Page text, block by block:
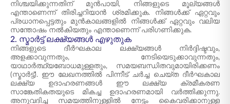
നിശ്ചയിക്കുന്നതിന് മുൻപായി, നിങ്ങളുടെ മൂല്യങ്ങൾ
എന്താണെന്ന് തിരിച്ചറിയാൻ ശ്രമിക്കുക. നിങ്ങൾക്ക് ഏറ്റവും
പ്രധാനപ്പെട്ടതും മുൻകാലങ്ങളിൽ നിങ്ങൾക്ക് ഏറ്റവും വലിയ
സന്തോഷം നൽകിയതും എന്താണെന്ന് പരിഗണിക്കുക.
2. സ്മാർട്ട് ലക്ഷ്യങ്ങൾ എഴുതുക
നിങ്ങളുടെ ദീർഘകാല ലക്ഷ്യങ്ങൾ നിർദ്ദിഷ്ടവും,
അളക്കാവുന്നതും, നേടിയെടുക്കാവുന്നതും,
യാഥാർത്ഥ്യബോധമുള്ളതും, സമയബന്ധിതവുമായിരിക്കണം
(സ്മാർട്ട്). ഈ ലേഖനത്തിൽ പിന്നീട് ചർച്ച ചെയ്ത ദീർഘകാല
ലക്ഷ്യ ഉദാഹരണങ്ങൾ ഈ ലക്ഷ്യ ക്രമീകരണ
സാങ്കേതികതയുടെ മികച്ച ഉദാഹരണമായി വർത്തിക്കുന്നു.
അനുവദിച്ച സമയത്തിനുള്ളിൽ നേട്ടം കൈവരിക്കാനുള്ള